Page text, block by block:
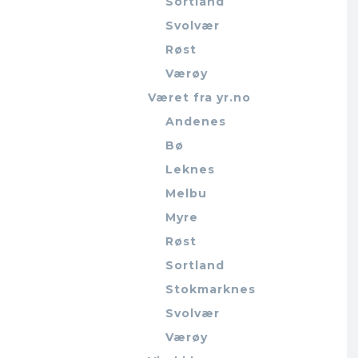
Svolvær
Røst
Værøy
Været fra yr.no
Andenes
Bø
Leknes
Melbu
Myre
Røst
Sortland
Stokmarknes
Svolvær
Værøy